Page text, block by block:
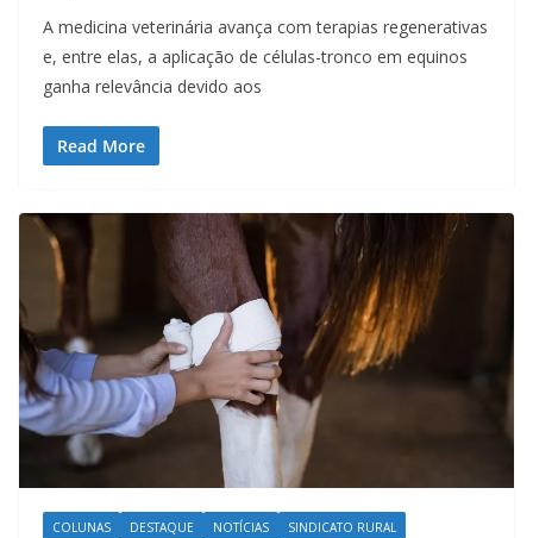
A medicina veterinária avança com terapias regenerativas
e, entre elas, a aplicação de células-tronco em equinos
ganha relevância devido aos
Read More
COLUNAS DESTAQUE NOTÍCIAS SINDICATO RURAL